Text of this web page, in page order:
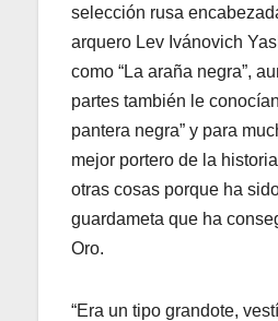
selección rusa
arquero Lev Ivánovich
como “La araña negra”,
partes también le
pantera negra” y para
mejor portero de la
otras cosas porque ha
guardameta que ha
Oro.
“Era un tipo grandote,